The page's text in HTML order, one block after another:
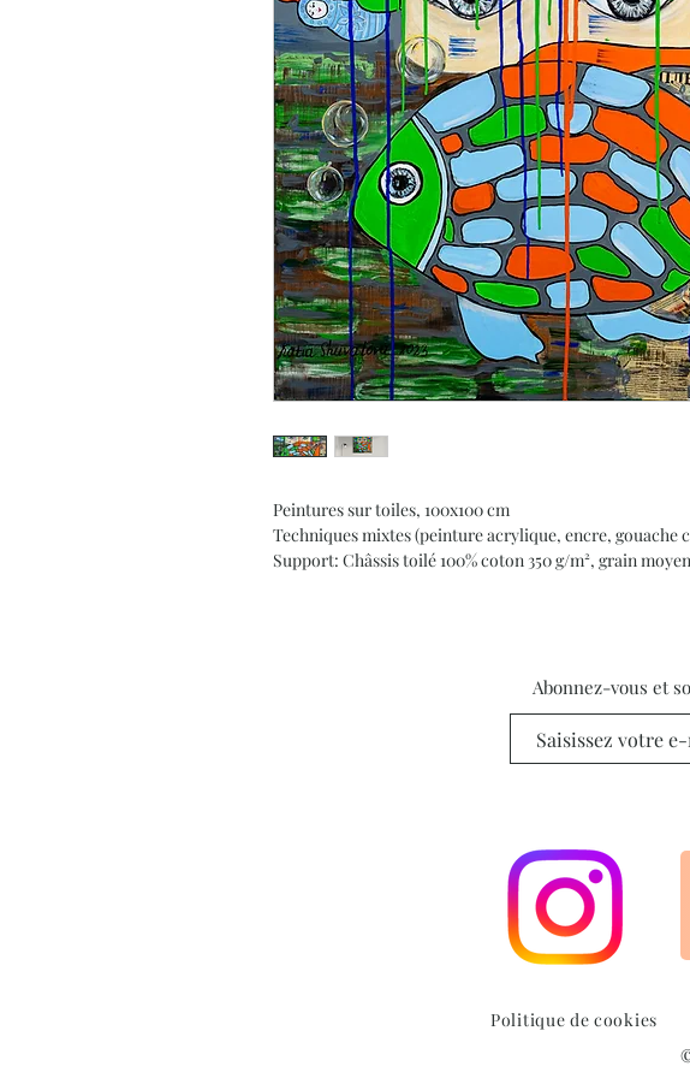
Peintures sur toiles, 100x100 cm
Techniques mixtes (peinture acrylique, encre, gouache
Support: Châssis toilé 100% coton 350 g/m², grain moyen
Abonnez-vous et
Politique de cookies